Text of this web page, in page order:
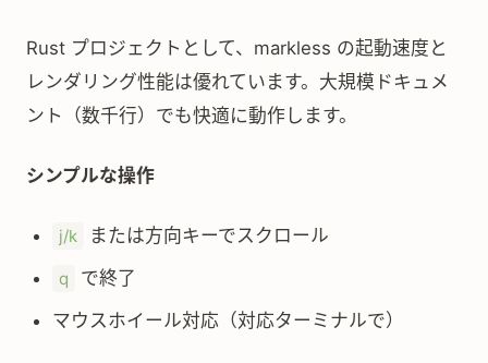
Rust プロジェクトとして、markless の起動速度と
レンダリング性能は優れています。大規模ドキュメ
ント（数千行）でも快適に動作します。
シンプルな操作
j/k または方向キーでスクロール
q
で終了
マウスホイール対応（対応ターミナルで）